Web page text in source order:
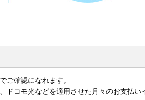
ご確認になれます。
ドコモ光などを適用させた月々のお支払い